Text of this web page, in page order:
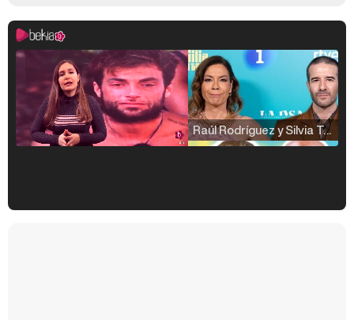
Raúl Rodríguez y Silvia Taulés nos cuentan su papel en 'La familia de la tele'